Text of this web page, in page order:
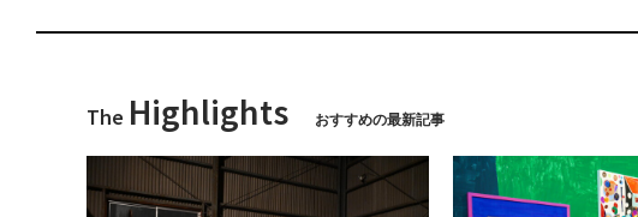
The Highlights おすすめの最新記事